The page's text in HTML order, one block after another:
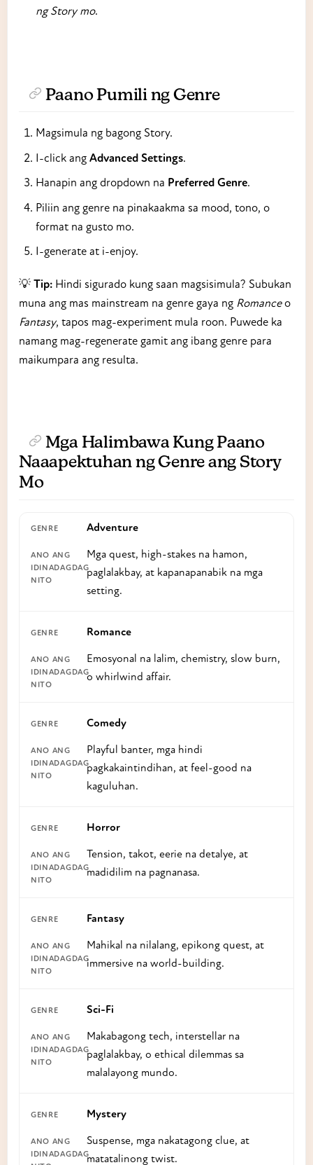
ng Story mo.
Paano Pumili ng Genre
Magsimula ng bagong Story.
I-click ang Advanced Settings.
Hanapin ang dropdown na Preferred Genre.
Piliin ang genre na pinakaakma sa mood, tono, o
format na gusto mo.
I-generate at i-enjoy.
💡 Tip: Hindi sigurado kung saan magsisimula? Subukan
muna ang mas mainstream na genre gaya ng Romanceo
Fantasy, tapos mag-experiment mula roon. Puwede ka
namang mag-regenerate gamit ang ibang genre para
maikumpara ang resulta.
Mga Halimbawa Kung Paano
Naaapektuhan ng Genre ang Story
Mo
Adventure
Mga quest, high-stakes na hamon,
paglalakbay, at kapanapanabik na mga
setting.
Romance
Emosyonal na lalim, chemistry, slow burn,
o whirlwind affair.
Comedy
Playful banter, mga hindi
pagkakaintindihan, at feel-good na
kaguluhan.
Horror
Tension, takot, eerie na detalye, at
madidilim na pagnanasa.
Fantasy
Mahikal na nilalang, epikong quest, at
immersive na world-building.
Sci-Fi
Makabagong tech, interstellar na
paglalakbay, o ethical dilemmas sa
malalayong mundo.
Mystery
Suspense, mga nakatagong clue, at
matatalinong twist.